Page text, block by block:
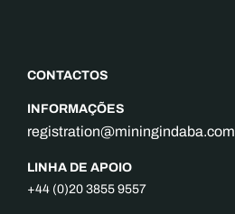
CONTACTOS
INFORMAÇÕES
registration@miningindaba.com
LINHA DE APOIO
+44 (0)20 3855 9557